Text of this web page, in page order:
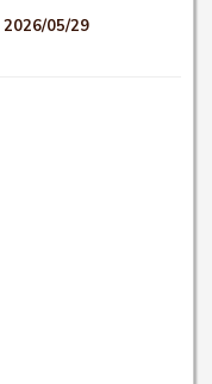
2026/05/29